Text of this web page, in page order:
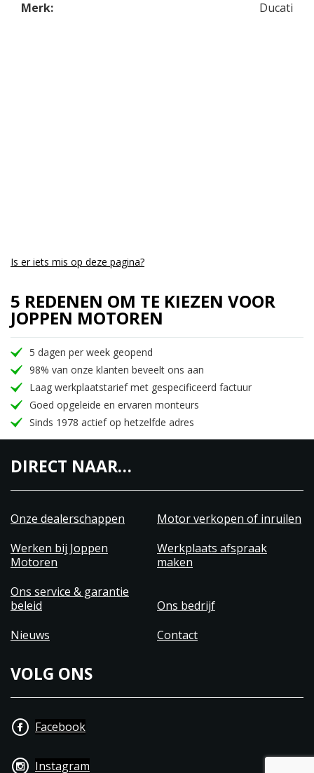
Merk:
Ducati
Is er iets mis op deze pagina?
5 REDENEN OM TE KIEZEN VOOR
JOPPEN MOTOREN
5 dagen per week geopend
98% van onze klanten beveelt ons aan
Laag werkplaatstarief met gespecificeerd factuur
Goed opgeleide en ervaren monteurs
Sinds 1978 actief op hetzelfde adres
DIRECT NAAR…
Onze dealerschappen
Motor verkopen of inruilen
Werken bij Joppen
Motoren
Werkplaats afspraak
maken
Ons service & garantie
beleid
Ons bedrijf
Nieuws
Contact
VOLG ONS
Facebook
Instagram